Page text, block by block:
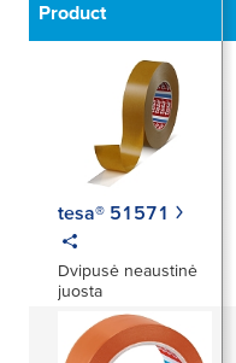
Product
tesa® 51571
Dvipusė neaustinė
juosta